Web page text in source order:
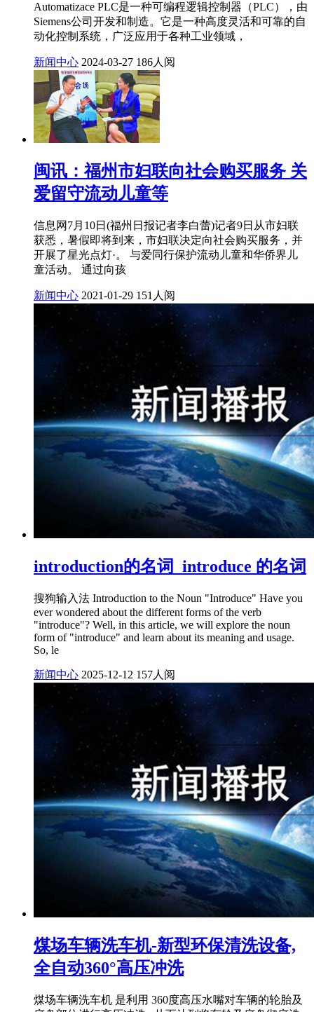
Automatizace PLC是一种可编程逻辑控制器（PLC），由
Siemens公司开发和制造。它是一种高度灵活和可靠的自
动化控制系统，广泛应用于各种工业领域，
新闻中心 2024-03-27 186人阅
闽讯：福州市妇联向社会购买服务 关
爱留守流动儿童等
信息网7月10日(福州日报记者李白蕾)记者9日从市妇联
获悉，暑假即将到来，市妇联决定向社会购买服务，并
开展了星光点灯·。 与爱同行保护流动儿童和华侨界儿
童活动。 通过向孩
新闻中心 2021-01-29 151人阅
introduction的名词_introduce 的名词
搜狗输入法 Introduction to the Noun "Introduce" Have you
ever wondered about the different forms of the verb
"introduce"? Well, in this article, we will explore the noun
form of "introduce" and learn about its meaning and usage.
So, le
新闻中心 2025-12-12 157人阅
煤场车辆洗车机-新型环保清洗设备,
全自动360°高压冲洗
煤场车辆洗车机 是利用 360度高压水嘴对车辆的轮胎及